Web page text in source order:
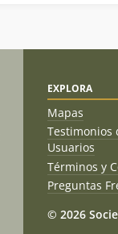
EXPLORA
Mapas
Testimonios
Usuarios
Términos y
Preguntas
© 2026